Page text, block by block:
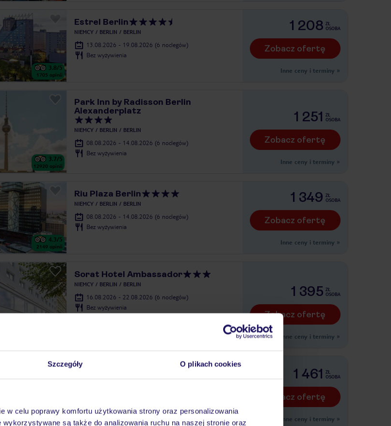
Szczegóły O plikach cookies
w celu poprawy komfortu użytkowania strony oraz personalizowania
są także do analizowania ruchu na naszej stronie oraz
3.8/5
1705 opinii
Estrel Berlin
NIEMCY BERLIN BERLIN
13.08.2026 - 19.08.2026 (6 noclegów)
Bez wyżywienia
1 208 ZŁ
OSOBA
Zobacz ofertę
Inne ceny i terminy »
3.7/5
12920 opinii
Park Inn by Radisson Berlin
Alexanderplatz
NIEMCY BERLIN BERLIN
08.08.2026 - 14.08.2026 (6 noclegów)
Bez wyżywienia
1 251
ZŁ
OSOBA
Zobacz ofertę
Inne ceny i terminy »
4.3/5
2149 opinii
Riu Plaza Berlin
NIEMCY BERLIN BERLIN
08.08.2026 - 14.08.2026 (6 noclegów)
Bez wyżywienia
1 349 ZŁ
OSOBA
Zobacz ofertę
Inne ceny i terminy »
Sorat Hotel Ambassador
NIEMCY BERLIN BERLIN
16.08.2026 - 22.08.2026 (6 noclegów)
Bez wyżywienia
1 395 ZŁ
OSOBA
Zobacz ofertę
Inne ceny i terminy »
B&B Hotel Berlin-Alexanderplatz
Bez wyżywienia
1 461
ZŁ
OSOBA
Zobacz ofertę
Inne ceny i terminy »